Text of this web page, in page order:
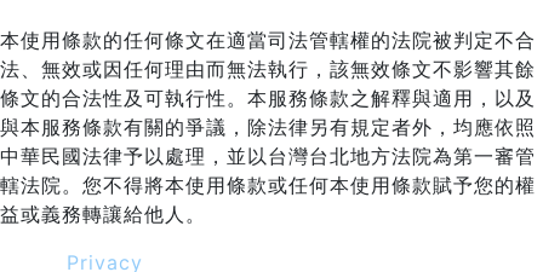
本使用條款的任何條文在適當司法管轄權的法院被判定不合
法、無效或因任何理由而無法執行，該無效條文不影響其餘
條文的合法性及可執行性。本服務條款之解釋與適用，以及
與本服務條款有關的爭議，除法律另有規定者外，均應依照
中華民國法律予以處理，並以台灣台北地方法院為第一審管
轄法院。您不得將本使用條款或任何本使用條款賦予您的權
益或義務轉讓給他人。
Privacy